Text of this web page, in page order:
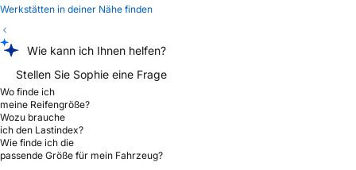
Werkstätten in deiner Nähe finden
Wie kann ich Ihnen helfen?
Stellen Sie Sophie eine Frage
Wo finde ich
meine Reifengröße?
Wozu brauche
ich den Lastindex?
Wie finde ich die
passende Größe für mein Fahrzeug?